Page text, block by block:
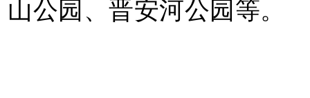
山公园、晋安河公园等。